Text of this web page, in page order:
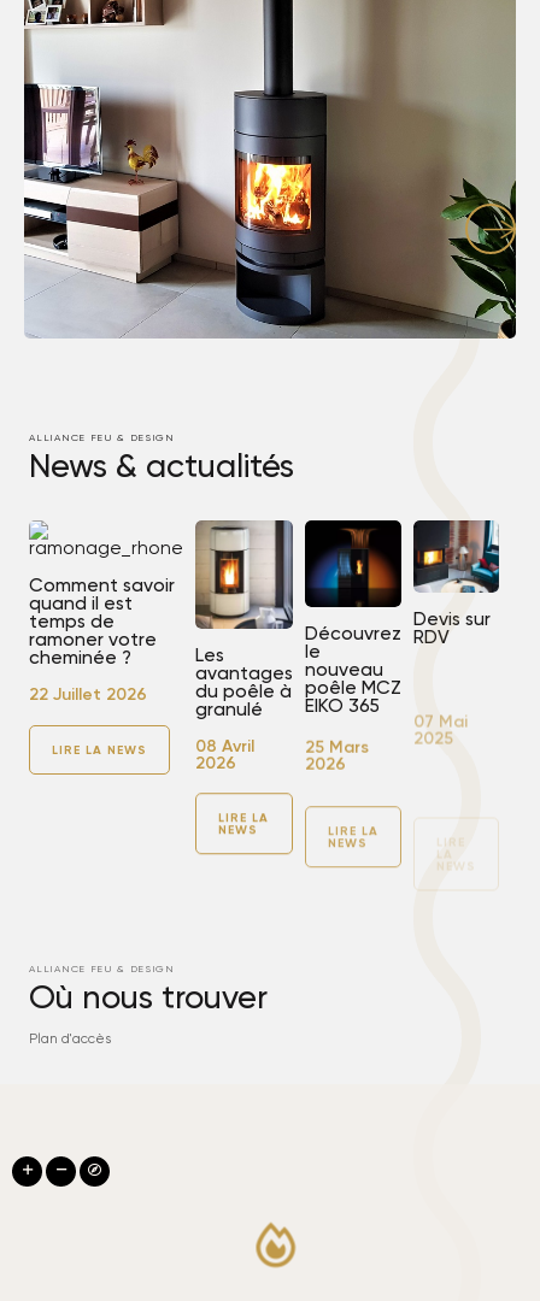
ALLIANCE FEU & DESIGN
News & actualités
Comment savoir
quand il est
temps de
ramoner votre
cheminée ?
22 Juillet 2026
LIRE LA NEWS
Les
avantages
du poêle à
granulé
08 Avril
2026
LIRE LA
NEWS
Découvrez
le
nouveau
poêle MCZ
EIKO 365
25 Mars
2026
NEWS
Devis sur
RDV
ALLIANCE FEU & DESIGN
Où nous trouver
Plan d'accès